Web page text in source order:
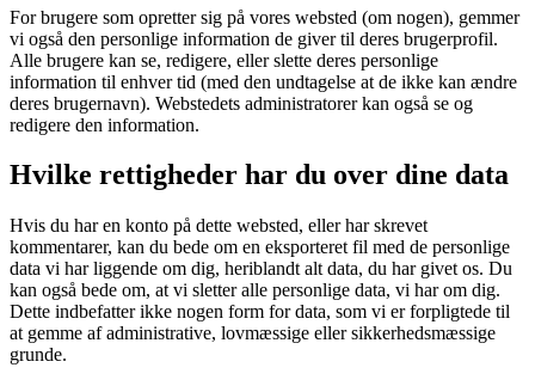
For brugere som opretter sig på vores websted (om nogen), gemmer
vi også den personlige information de giver til deres brugerprofil.
Alle brugere kan se, redigere, eller slette deres personlige
information til enhver tid (med den undtagelse at de ikke kan ændre
deres brugernavn). Webstedets administratorer kan også se og
redigere den information.
Hvilke rettigheder har du over dine data
Hvis du har en konto på dette websted, eller har skrevet
kommentarer, kan du bede om en eksporteret fil med de personlige
data vi har liggende om dig, heriblandt alt data, du har givet os. Du
kan også bede om, at vi sletter alle personlige data, vi har om dig.
Dette indbefatter ikke nogen form for data, som vi er forpligtede til
at gemme af administrative, lovmæssige eller sikkerhedsmæssige
grunde.